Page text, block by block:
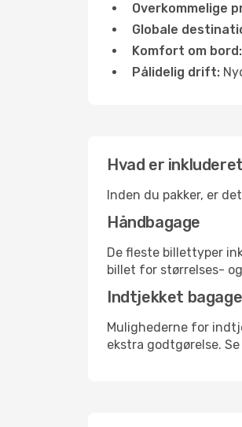
Overkommelige
Globale
Komfort om bord:
Pålidelig drift:
Hvad er
Inden du pakker, er
Håndbagage
De fleste billettyper
billet for størrelses-
Indtjekket bagage
Mulighederne for
ekstra godtgørelse.